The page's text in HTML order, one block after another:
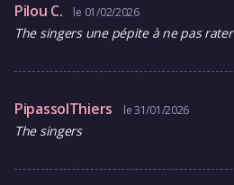
Pilou C. le 01/02/2026
The singers une pépite à ne pas rater
PipassolThiers le 31/01/2026
The singers